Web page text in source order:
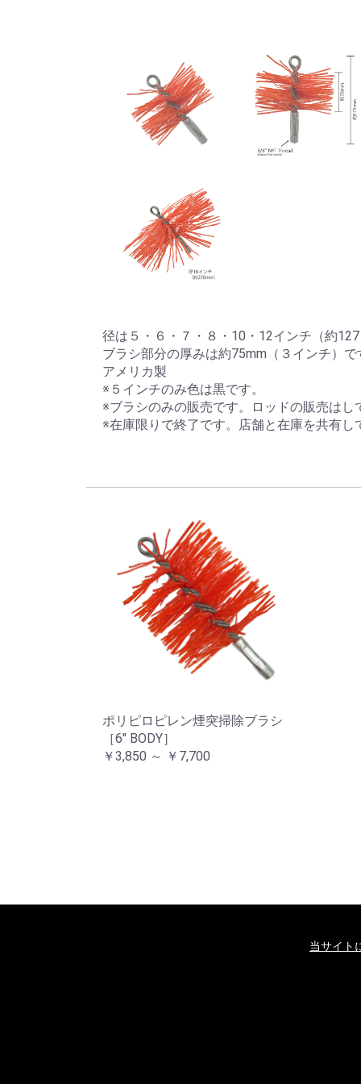
径は５・６・７・８・10・12インチ（約
ブラシ部分の厚みは約75mm（３インチ）で
アメリカ製
※５インチのみ色は黒です。
※ブラシのみの販売です。ロッドの販売はし
※在庫限りで終了です。店舗と在庫を共有
ポリピロピレン煙突掃除ブラシ
［6" BODY］
￥3,850 ～ ￥7,700
当サイト